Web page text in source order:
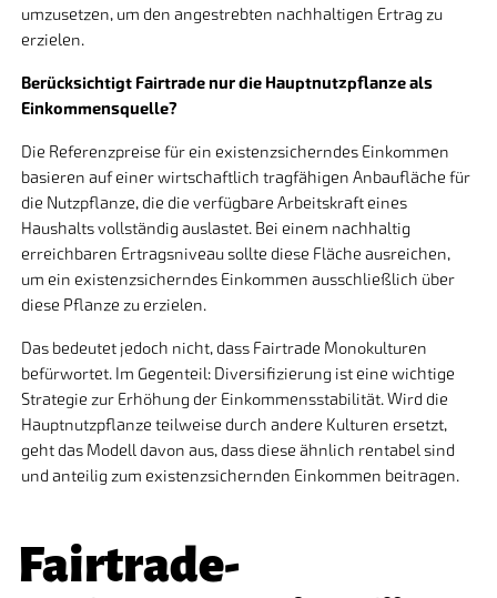
umzusetzen, um den angestrebten nachhaltigen Ertrag zu
erzielen.
Berücksichtigt Fairtrade nur die Hauptnutzpflanze als
Einkommensquelle?
Die Referenzpreise für ein existenzsicherndes Einkommen
basieren auf einer wirtschaftlich tragfähigen Anbaufläche für
die Nutzpflanze, die die verfügbare Arbeitskraft eines
Haushalts vollständig auslastet. Bei einem nachhaltig
erreichbaren Ertragsniveau sollte diese Fläche ausreichen,
um ein existenzsicherndes Einkommen ausschließlich über
diese Pflanze zu erzielen.
Das bedeutet jedoch nicht, dass Fairtrade Monokulturen
befürwortet. Im Gegenteil: Diversifizierung ist eine wichtige
Strategie zur Erhöhung der Einkommensstabilität. Wird die
Hauptnutzpflanze teilweise durch andere Kulturen ersetzt,
geht das Modell davon aus, dass diese ähnlich rentabel sind
und anteilig zum existenzsichernden Einkommen beitragen.
Fairtrade-